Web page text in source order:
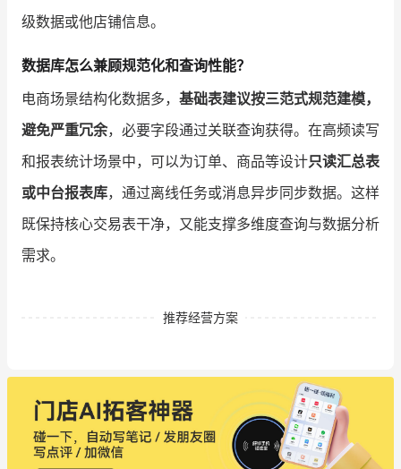
级数据或他店铺信息。
数据库怎么兼顾规范化和查询性能？
电商场景结构化数据多， 基础表建议按三范式规范建模，
避免严重冗余，必要字段通过关联查询获得。在高频读写
和报表统计场景中，可以为订单、商品等设计只读汇总表
或中台报表库，通过离线任务或消息异步同步数据。这样
既保持核心交易表干净，又能支撑多维度查询与数据分析
需求。
推荐经营方案